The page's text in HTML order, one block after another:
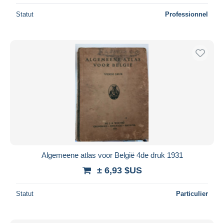
Statut Professionnel
Algemeene atlas voor België 4de druk 1931
± 6,93 $US
Statut Particulier